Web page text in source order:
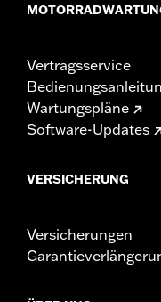
Vertragsservice
Wartungspläne
Software-Updates
VERSICHERUNG
Versicherungen